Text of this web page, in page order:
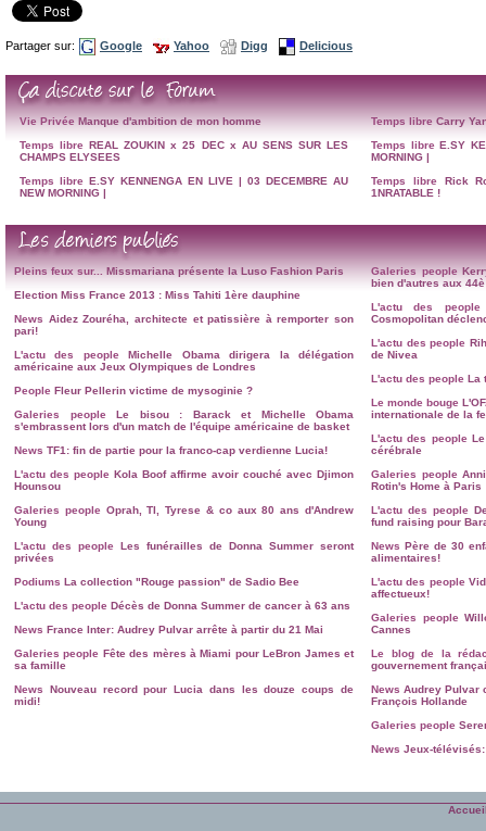
Partager sur: Google Yahoo Digg Delicious
Vie Privée Manque d'ambition de mon homme
Temps libre REAL ZOUKIN x 25 DEC x AU SENS SUR LES
CHAMPS ELYSEES
Temps libre E.SY KENNENGA EN LIVE | 03 DECEMBRE AU
NEW MORNING |
Temps libre Carry
Temps libre E.SY
MORNING |
Temps libre
Rick
1NRATABLE !
Pleins feux sur...
Missmariana présente la Luso Fashion Paris
Election Miss France 2013 : Miss Tahiti 1ère dauphine
News Aidez Zouréha, architecte et patissière à remporter son
pari!
L'actu des people
Michelle Obama dirigera la délégation
américaine aux Jeux Olympiques de Londres
People Fleur Pellerin victime de mysoginie ?
Galeries people
Le bisou : Barack et Michelle Obama
s'embrassent lors d'un match de l'équipe américaine de basket
News TF1: fin de partie pour la franco-cap verdienne Lucia!
L'actu des people Kola Boof affirme avoir couché avec Djimon
Hounsou
Galeries people Oprah, TI, Tyrese & co aux 80 ans d'Andrew
Young
L'actu des people Les funérailles de Donna Summer seront
privées
Podiums La collection "Rouge passion" de Sadio Bee
L'actu des people Décès de Donna Summer de cancer à 63 ans
News France Inter: Audrey Pulvar arrête à partir du 21 Mai
Galeries people Fête des mères à Miami pour LeBron James et
sa famille
News
Nouveau record pour Lucia dans les douze coups de
midi!
Galeries people
bien d'autres aux
L'actu des people
Cosmopolitan
L'actu des people
de Nivea
L'actu des people La
Le monde bouge
internationale de la
L'actu des people
cérébrale
Galeries people
Rotin's Home à Paris
L'actu des people
fund raising pour
News Père de 30
alimentaires!
L'actu des people
affectueux!
Galeries people
Cannes
Le blog de la
gouvernement
News Audrey Pulvar
François Hollande
Galeries people
News Jeux-